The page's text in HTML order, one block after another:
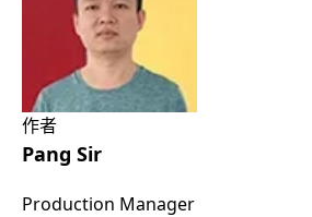
作者
Pang Sir
Production Manager